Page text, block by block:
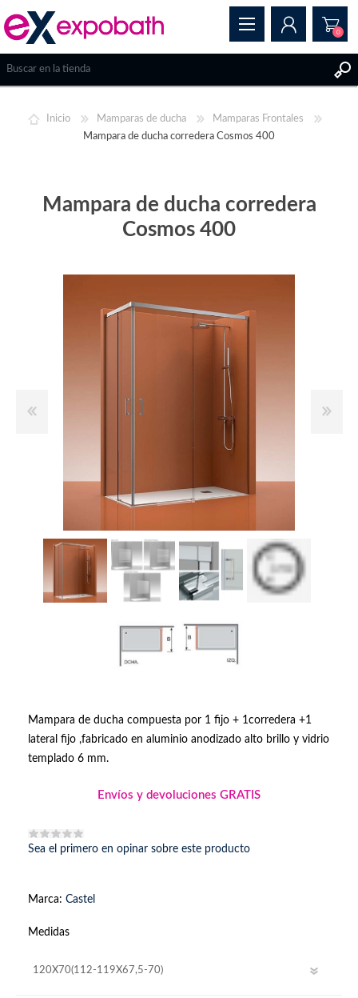
INICIAR SESIÓN
0
Inicio Mamparas de ducha
Mamparas Frontales
Mampara de ducha corredera Cosmos 400
Mampara de ducha corredera
Cosmos 400
Mampara de ducha compuesta por 1 fijo + 1corredera +1
lateral fijo ,fabricado en aluminio anodizado alto brillo y vidrio
templado 6 mm.
Envíos y devoluciones GRATIS
Sea el primero en opinar sobre este producto
Marca: Castel
Medidas